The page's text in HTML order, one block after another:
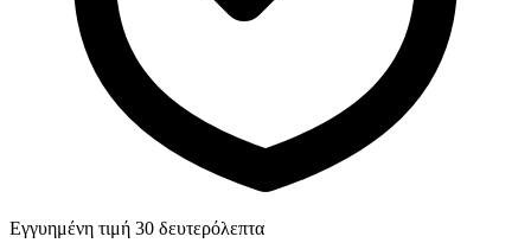
Εγγυημένη τιμή 30 δευτερόλεπτα